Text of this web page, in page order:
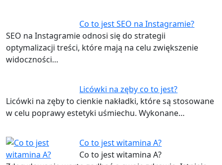
Co to jest SEO na Instagramie?
SEO na Instagramie odnosi się do strategii
optymalizacji treści, które mają na celu zwiększenie
widoczności…
Licówki na zęby co to jest?
Licówki na zęby to cienkie nakładki, które są stosowane
w celu poprawy estetyki uśmiechu. Wykonane…
Co to jest witamina A?
Co to jest witamina A?